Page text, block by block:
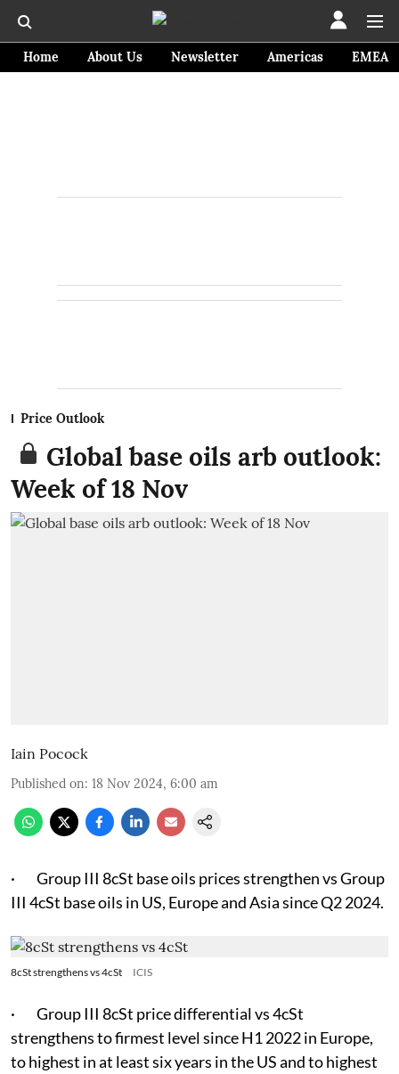
Home About Us Newsletter Americas EMEA
Price Outlook
Global base oils arb outlook:
Week of 18 Nov
Iain Pocock
Published on: 18 Nov 2024, 6:00 am
· Group III 8cSt base oils prices strengthen vs Group
III 4cSt base oils in US, Europe and Asia since Q2 2024.
8cSt strengthens vs 4cSt ICIS
· Group III 8cSt price differential vs 4cSt
strengthens to firmest level since H1 2022 in Europe,
to highest in at least six years in the US and to highest